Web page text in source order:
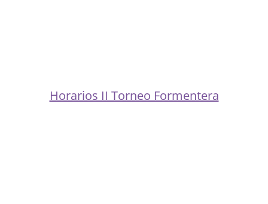
Horarios II Torneo Formentera